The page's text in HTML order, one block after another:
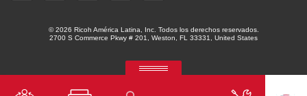
© 2026 Ricoh América Latina, Inc. Todos los derechos reservados.
2700 S Commerce Pkwy # 201, Weston, FL 33331, United States